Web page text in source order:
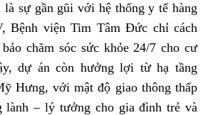
sự gần gũi với hệ thống y tế hàng
Bệnh viện Tim Tâm Đức chỉ cách
chăm sóc sức khỏe 24/7 cho cư
dự án còn hưởng lợi từ hạ tầng
Hưng, với mật độ giao thông thấp
lành – lý tưởng cho gia đình trẻ và